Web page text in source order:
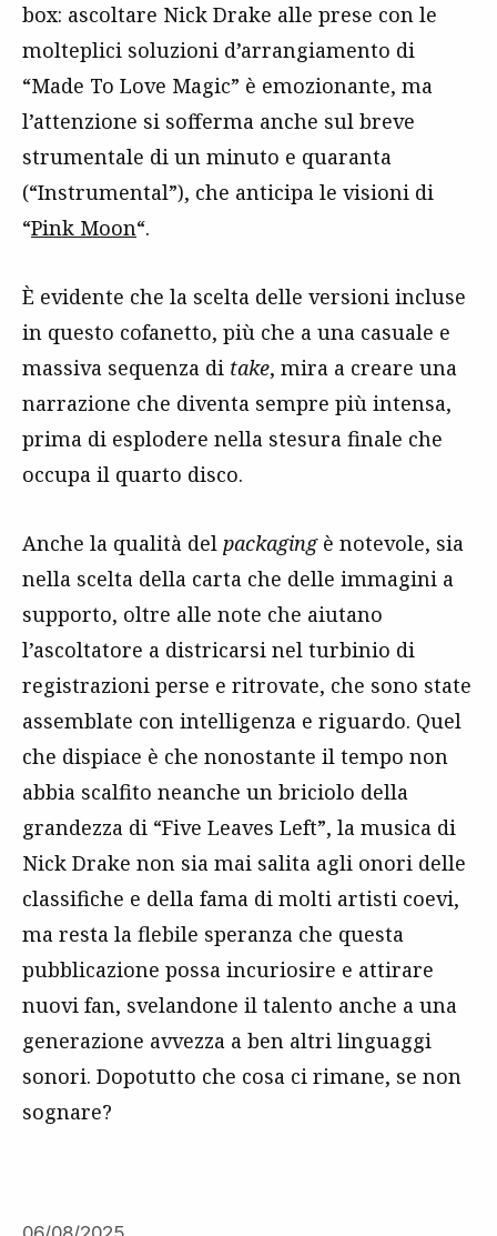
box: ascoltare Nick Drake alle prese con le
molteplici soluzioni d’arrangiamento di
“Made To Love Magic” è emozionante, ma
l’attenzione si sofferma anche sul breve
strumentale di un minuto e quaranta
(“Instrumental”), che anticipa le visioni di
“Pink Moon“.
È evidente che la scelta delle versioni incluse
in questo cofanetto, più che a una casuale e
massiva sequenza di take, mira a creare una
narrazione che diventa sempre più intensa,
prima di esplodere nella stesura finale che
occupa il quarto disco.
Anche la qualità del packagingè notevole, sia
nella scelta della carta che delle immagini a
supporto, oltre alle note che aiutano
l’ascoltatore a districarsi nel turbinio di
registrazioni perse e ritrovate, che sono state
assemblate con intelligenza e riguardo. Quel
che dispiace è che nonostante il tempo non
abbia scalfito neanche un briciolo della
grandezza di “Five Leaves Left”, la musica di
Nick Drake non sia mai salita agli onori delle
classifiche e della fama di molti artisti coevi,
ma resta la flebile speranza che questa
pubblicazione possa incuriosire e attirare
nuovi fan, svelandone il talento anche a una
generazione avvezza a ben altri linguaggi
sonori. Dopotutto che cosa ci rimane, se non
sognare?